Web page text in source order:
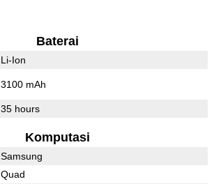
Baterai
Li-Ion
3100 mAh
35 hours
Komputasi
Samsung
Quad